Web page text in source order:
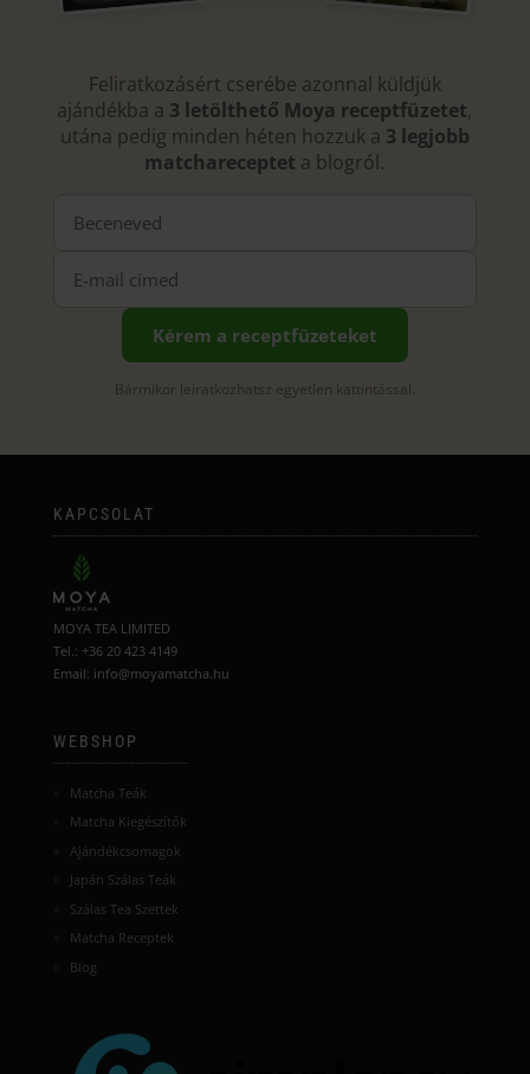
Feliratkozásért cserébe azonnal küldjük
ajándékba a 3 letölthető Moya receptfüzetet,
utána pedig minden héten hozzuk a 3 legjobb
matchareceptet a blogról.
Kérem a receptfüzeteket
Bármikor leiratkozhatsz egyetlen kattintással.
KAPCSOLAT
MOYA TEA LIMITED
Tel.: +36 20 423 4149
Email: info@moyamatcha.hu
WEBSHOP
Matcha Teák
Matcha Kiegészítők
Ajándékcsomagok
Japán Szálas Teák
Szálas Tea Szettek
Matcha Receptek
Blog